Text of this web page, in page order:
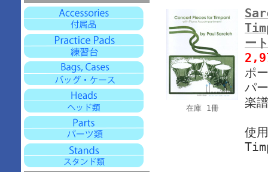
在庫 1冊
ー
ポ
パ
楽
使